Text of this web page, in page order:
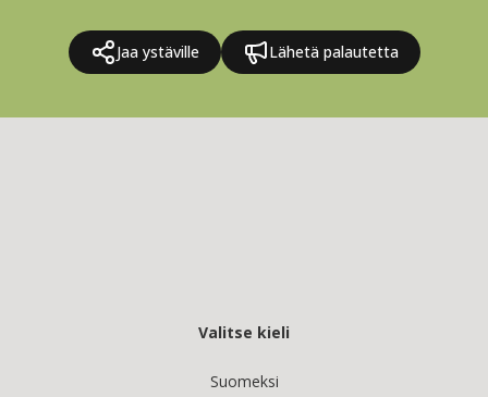
Jaa ystäville Lähetä palautetta
Valitse kieli
Suomeksi